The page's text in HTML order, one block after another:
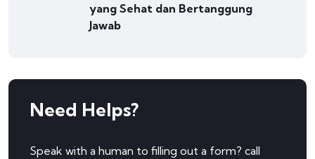
yang Sehat dan Bertanggung
Jawab
Need Helps?
Speak with a human to filling out a form? call